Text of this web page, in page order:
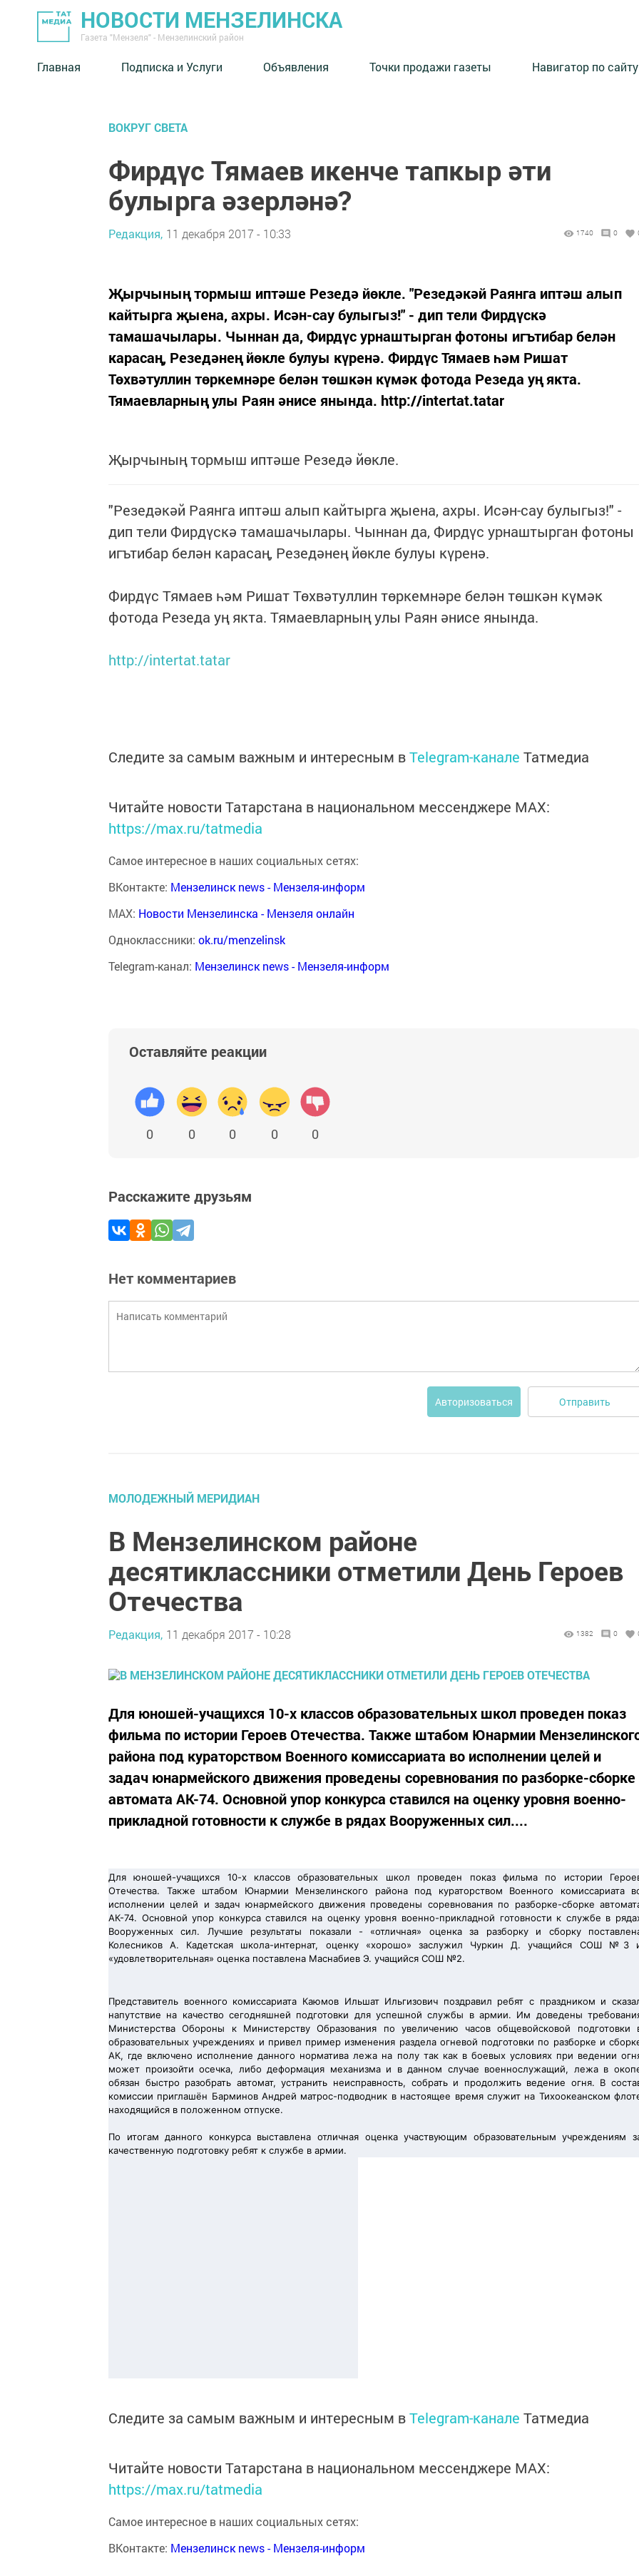
НОВОСТИ МЕНЗЕЛИНСКА
Газета "Мензеля" - Мензелинский район
Главная Подписка и Услуги Объявления Точки продажи газеты Навигатор по сайту
ВОКРУГ СВЕТА
Фирдүс Тямаев икенче тапкыр әти
булырга әзерләнә?
Редакция, 11 декабря 2017 - 10:33 1740 0
Җырчының тормыш иптәше Резедә йөкле. "Резедәкәй Раянга иптәш алып
кайтырга җыена, ахры. Исән-сау булыгыз!" - дип тели Фирдүскә
тамашачылары. Чыннан да, Фирдүс урнаштырган фотоны игътибар белән
карасаң, Резедәнең йөкле булуы күренә. Фирдүс Тямаев һәм Ришат
Төхвәтуллин төркемнәре белән төшкән күмәк фотода Резеда уң якта.
Тямаевларның улы Раян әнисе янында. http://intertat.tatar
Җырчының тормыш иптәше Резедә йөкле.
"Резедәкәй Раянга иптәш алып кайтырга җыена, ахры. Исән-сау булыгыз!" -
дип тели Фирдүскә тамашачылары. Чыннан да, Фирдүс урнаштырган фотоны
игътибар белән карасаң, Резедәнең йөкле булуы күренә.
Фирдүс Тямаев һәм Ришат Төхвәтуллин төркемнәре белән төшкән күмәк
фотода Резеда уң якта. Тямаевларның улы Раян әнисе янында.
http://intertat.tatar
Следите за самым важным и интересным вTelegram-канале Татмедиа
Читайте новости Татарстана в национальном мессенджере MАХ:
https://max.ru/tatmedia
Самое интересное в наших социальных сетях:
ВКонтакте: Мензелинск news - Мензеля-информ
MAX: Новости Мензелинска - Мензеля онлайн
Одноклассники: ok.ru/menzelinsk
Telegram-канал: Мензелинск news - Мензеля-информ
Оставляйте реакции
0 0 0 0 0
Расскажите друзьям
Нет комментариев
Авторизоваться Отправить
МОЛОДЕЖНЫЙ МЕРИДИАН
В Мензелинском районе
десятиклассники отметили День Героев
Отечества
Редакция, 11 декабря 2017 - 10:28 1382 0
Для юношей-учащихся 10-х классов образовательных школ проведен показ
фильма по истории Героев Отечества. Также штабом Юнармии
района под кураторством Военного комиссариата во исполнении целей и
задач юнармейского движения проведены соревнования по разборке-сборке
автомата АК-74. Основной упор конкурса ставился на оценку уровня военно-
прикладной готовности к службе в рядах Вооруженных сил....
Для юношей-учащихся 10-х классов образовательных школ проведен показ фильма по истории
Отечества. Также штабом Юнармии Мензелинского района под кураторством Военного комиссариата
исполнении целей и задач юнармейского движения проведены соревнования по разборке-сборке
АК-74. Основной упор конкурса ставился на оценку уровня военно-прикладной готовности к службе в
Вооруженных сил. Лучшие результаты показали - «отличная» оценка за разборку и сборку
Колесников А. Кадетская школа-интернат, оценку «хорошо» заслужил Чуркин Д. учащийся СОШ №3
«удовлетворительная» оценка поставлена Маснабиев Э. учащийся СОШ №2.
Представитель военного комиссариата Каюмов Ильшат Ильгизович поздравил ребят с праздником и
напутствие на качество сегодняшней подготовки для успешной службы в армии. Им доведены
Министерства Обороны к Министерству Образования по увеличению часов общевойсковой подготовки
образовательных учреждениях и привел пример изменения раздела огневой подготовки по разборке и
АК, где включено исполнение данного норматива лежа на полу так как в боевых условиях при ведении
может произойти осечка, либо деформация механизма и в данном случае военнослужащий, лежа в
обязан быстро разобрать автомат, устранить неисправность, собрать и продолжить ведение огня. В
комиссии приглашён Барминов Андрей матрос-подводник в настоящее время служит на Тихоокеанском
находящийся в положенном отпуске.
По итогам данного конкурса выставлена отличная оценка участвующим образовательным учреждениям
качественную подготовку ребят к службе в армии.
Следите за самым важным и интересным вTelegram-канале Татмедиа
Читайте новости Татарстана в национальном мессенджере MАХ:
https://max.ru/tatmedia
Самое интересное в наших социальных сетях:
ВКонтакте: Мензелинск news - Мензеля-информ